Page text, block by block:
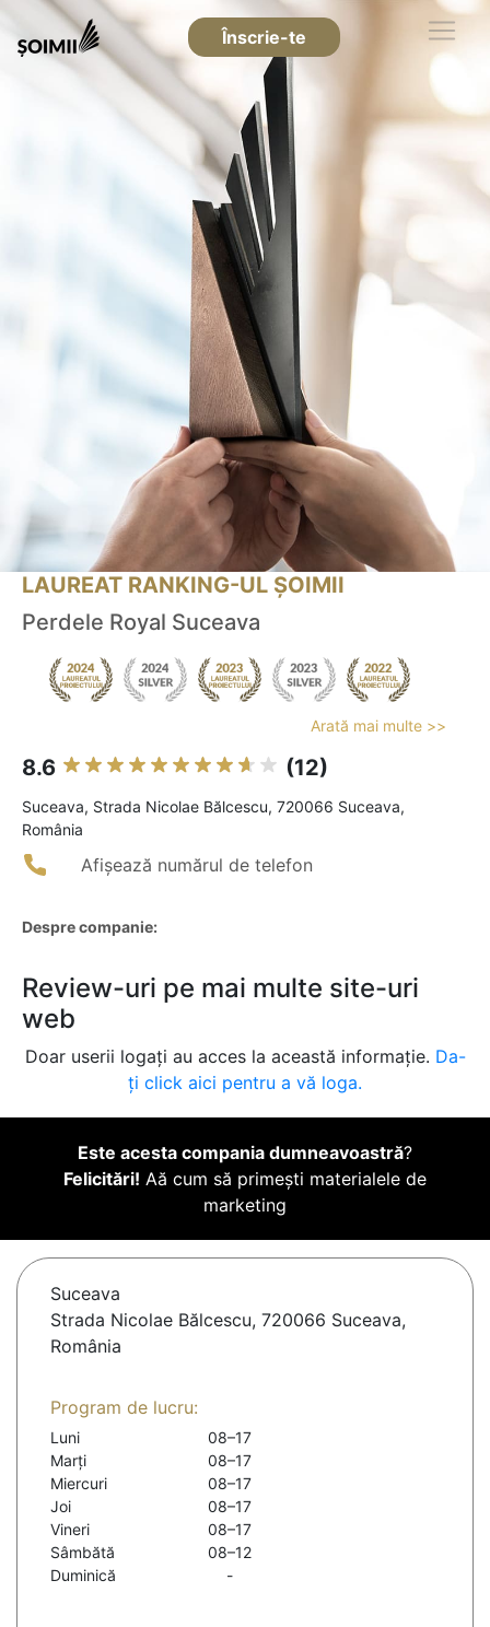
Înscrie-te
LAUREAT RANKING-UL ȘOIMII
Perdele Royal Suceava
Arată mai multe >>
8.6 (12)
Suceava, Strada Nicolae Bălcescu, 720066 Suceava,
România
Afișează numărul de telefon
Despre companie:
Review-uri pe mai multe site-uri
web
Doar userii logați au acces la această informație. Da-
ți click aici pentru a vă loga.
Este acesta compania dumneavoastră?
Felicitări! Aă cum să primești materialele de
marketing
Suceava
Strada Nicolae Bălcescu, 720066 Suceava,
România
Program de lucru:
Luni
08–17
Marți
08–17
Miercuri
08–17
Joi
08–17
Vineri
08–17
Sâmbătă
08–12
Duminică
-